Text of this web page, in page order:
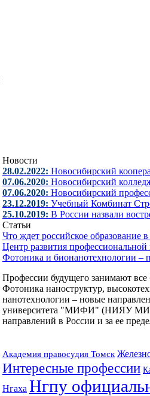
Новости
28.02.2022: Новосибирский
07.06.2020: Новосибирский
07.06.2020: Новосибирский
23.12.2019: Учебный Комбинат
25.10.2019: В России назвали
Статьи
Что ждет российское
Центр развития профессиональной
Фотоника и бионанотехнологии
Профессии будущего занимают
Фотоника наноструктур,
нанотехнологии – новые
университета "МИФИ" (НИЯУ
направлений в России и за ее
Академия правосудия Томск
Интересные профессии
Нгаха Нгпу